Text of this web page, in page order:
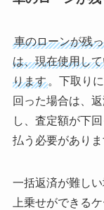
車のローンが残
は、現在使用し
ります。下取り
回った場合は、
し、査定額が下
払う必要がありま
一括返済が難し
上乗せができる